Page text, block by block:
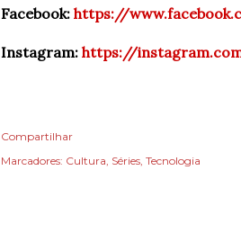
Facebook: https://
Instagram: https://
Compartilhar
Marcadores: Cultura Séries Tecnologia